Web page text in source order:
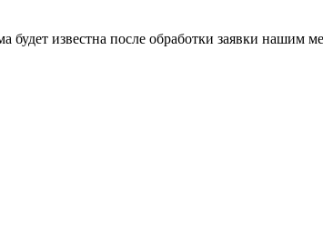
известна после обработки заявки нашим